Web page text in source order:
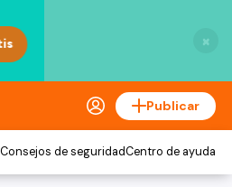
×
Publicar
Consejos de seguridadCentro de ayuda